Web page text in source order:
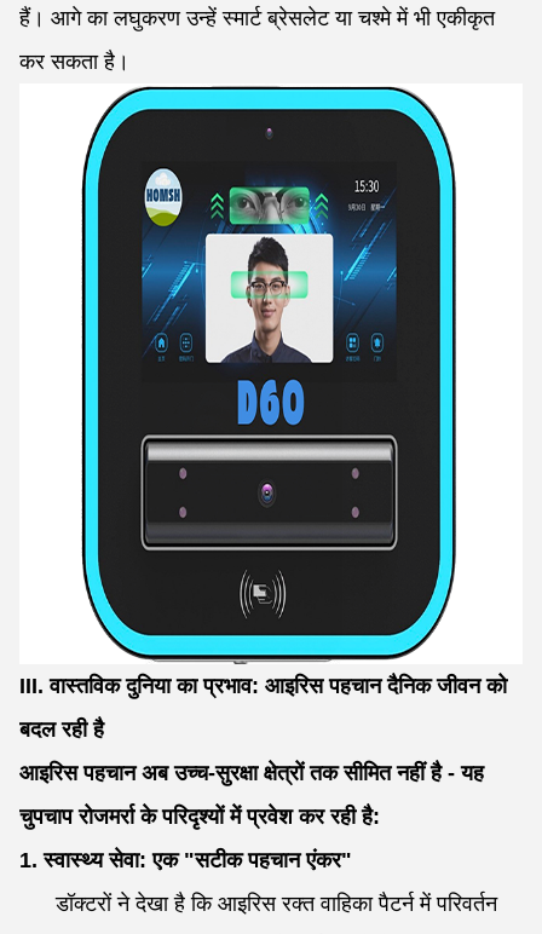
हैं। आगे का लघुकरण उन्हें स्मार्ट ब्रेसलेट या चश्मे में भी एकीकृत
कर सकता है।
III. वास्तविक दुनिया का प्रभाव: आइरिस पहचान दैनिक जीवन को
बदल रही है
आइरिस पहचान अब उच्च-सुरक्षा क्षेत्रों तक सीमित नहीं है - यह
चुपचाप रोजमर्रा के परिदृश्यों में प्रवेश कर रही है:
1. स्वास्थ्य सेवा: एक "सटीक पहचान एंकर"
डॉक्टरों ने देखा है कि आइरिस रक्त वाहिका पैटर्न में परिवर्तन